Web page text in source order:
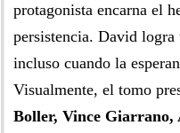
protagonista encarna el
persistencia. David logra
incluso cuando la
Visualmente, el tomo
Boller, Vince